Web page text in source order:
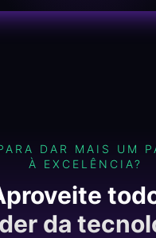
DAR MAIS UM
À EXCELÊNCIA?
da